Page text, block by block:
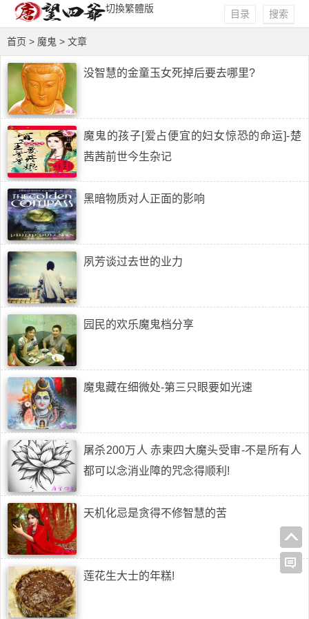
切換繁體版 搜索
目录
首页 > 魔鬼 > 文章
没智慧的金童玉女死掉后要去哪里?
魔鬼的孩子[爱占便宜的妇女惊恐的命运]-楚
茜茜前世今生杂记
黑暗物质对人正面的影响
夙芳谈过去世的业力
园民的欢乐魔鬼档分享
魔鬼藏在细微处-第三只眼要如光速
屠杀200万人 赤柬四大魔头受审-不是所有人
都可以念消业障的咒念得顺利!
天机化忌是贪得不修智慧的苦
莲花生大士的年糕!